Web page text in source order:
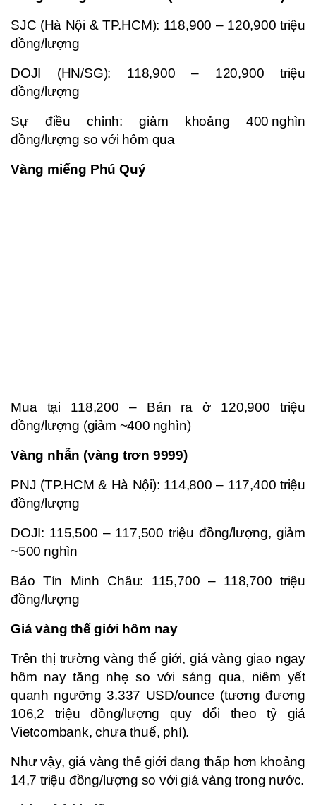
SJC (Hà Nội & TP.HCM): 118,900 – 120,900 triệu
đồng/lượng
DOJI (HN/SG): 118,900 – 120,900 triệu
đồng/lượng
Sự điều chỉnh: giảm khoảng 400 nghìn
đồng/lượng so với hôm qua
Vàng miếng Phú Quý
Mua tại 118,200 – Bán ra ở 120,900 triệu
đồng/lượng (giảm ~400 nghìn)
Vàng nhẫn (vàng trơn 9999)
PNJ (TP.HCM & Hà Nội): 114,800 – 117,400 triệu
đồng/lượng
DOJI: 115,500 – 117,500 triệu đồng/lượng, giảm
~500 nghìn
Bảo Tín Minh Châu: 115,700 – 118,700 triệu
đồng/lượng
Giá vàng thế giới hôm nay
Trên thị trường vàng thế giới, giá vàng giao ngay
hôm nay tăng nhẹ so với sáng qua, niêm yết
quanh ngưỡng 3.337 USD/ounce (tương đương
106,2 triệu đồng/lượng quy đổi theo tỷ giá
Vietcombank, chưa thuế, phí).
Như vậy, giá vàng thế giới đang thấp hơn khoảng
14,7 triệu đồng/lượng so với giá vàng trong nước.